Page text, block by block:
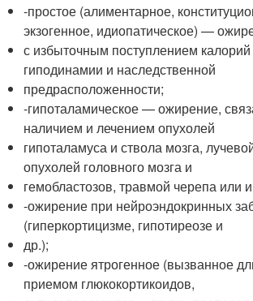
​-простое (алиментарное,
экзогенное, идиопатическое) —
с избыточным поступлением
гиподинамии и наследственной
предрасположенности;
-гипоталамическое — ожирение,
наличием и лечением опухолей
гипоталамуса и ствола мозга,
опухолей головного мозга и
гемобластозов, травмой черепа или
-ожирение при нейроэндокринных
(гиперкортицизме, гипотиреозе и
др.);
-ожирение ятрогенное (вызванное
приемом глюкокортикоидов,